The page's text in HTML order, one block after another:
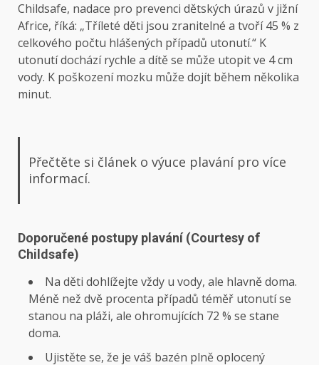
Childsafe, nadace pro prevenci dětských úrazů v jižní
Africe, říká: „Tříleté děti jsou zranitelné a tvoří 45 % z
celkového počtu hlášených případů utonutí.“ K
utonutí dochází rychle a dítě se může utopit ve 4 cm
vody. K poškození mozku může dojít během několika
minut.
Přečtěte si článek o výuce plavání pro více
informací.
Doporučené postupy plavání (Courtesy of
Childsafe)
Na děti dohlížejte vždy u vody, ale hlavně doma.
Méně než dvě procenta případů téměř utonutí se
stanou na pláži, ale ohromujících 72 % se stane
doma.
Ujistěte se, že je váš bazén plně oplocený